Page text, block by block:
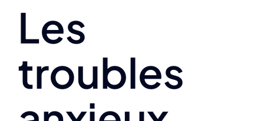
Les
troubles